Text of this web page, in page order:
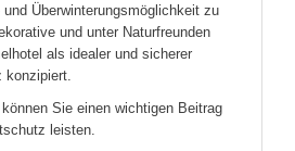
Überwinterungsmöglichkeit zu
und unter Naturfreunden
als idealer und sicherer
konzipiert.
Sie einen wichtigen Beitrag
leisten.